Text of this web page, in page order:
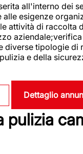
all'interno dei
alle esigenze
attività di raccolta
diverse tipologie di
e della
Dettaglio
pulizia